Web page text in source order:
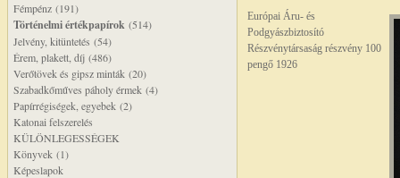
Fémpénz (191)
Történelmi értékpapírok (514)
Jelvény, kitüntetés (54)
Érem, plakett, díj (486)
Verőtövek és gipsz minták (20)
Szabadkőműves páholy érmek (4)
Papírrégiségek, egyebek (2)
Katonai felszerelés
KÜLÖNLEGESSÉGEK
Könyvek (1)
Képeslapok
Európai Áru- és
Podgyászbiztosító
Részvénytársaság részvény 100
pengő 1926